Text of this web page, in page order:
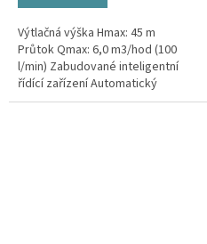
Výtlačná výška Hmax: 45 m
Průtok Qmax: 6,0 m3/hod (100
l/min) Zabudované inteligentní
řídící zařízení Automatický
provoz Tělo čerpadla vyrobeno